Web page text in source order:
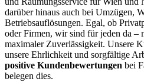
darüber hinaus auch bei Umzügen,
Betriebsauflösungen. Egal, ob
oder Firmen, wir sind für jeden da –
maximaler Zuverlässigkeit. Unsere
unsere Ehrlichkeit und sorgfältige
positive Kundenbewertungen bei
belegen dies.